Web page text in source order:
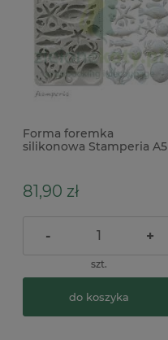
Forma foremka
silikonowa Stamperia A5
81,90 zł
- +
szt.
do koszyka